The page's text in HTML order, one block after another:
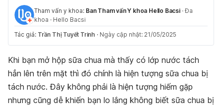
Tham vấn y khoa: Ban Tham vấn Y khoa Hello Bacsi ·Đa
khoa · Hello Bacsi
Tác giả: Trần Thị Tuyết Trinh · Ngày cập nhật: 21/05/2025
Khi bạn mở hộp sữa chua mà thấy có lớp nước tách
hẳn lên trên mặt thì đó chính là hiện tượng sữa chua bị
tách nước. Đây không phải là hiện tượng hiếm gặp
nhưng cũng dễ khiến bạn lo lắng không biết sữa chua bị